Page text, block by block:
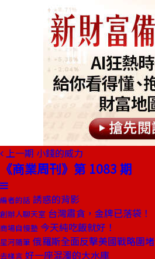
上一期 小錢的威力
《商業周刊》第 1083 期
編者的話 誘惑的背影
創辦人聊天室 台灣肅貪，金牌已落袋！
商場自慢塾 今天純吃飯就好！
星河隨筆 俄羅斯全面反擊美國戰略圍堵
去梯言 好一座混濁的大水庫